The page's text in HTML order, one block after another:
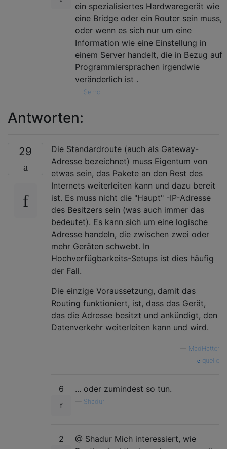
ein spezialisiertes Hardwaregerät wie
eine Bridge oder ein Router sein muss,
oder wenn es sich nur um eine
Information wie eine Einstellung in
einem Server handelt, die in Bezug auf
Programmiersprachen irgendwie
veränderlich ist .
Semo
Antworten:
29
Die Standardroute (auch als Gateway-
Adresse bezeichnet) muss Eigentum von
etwas sein, das Pakete an den Rest des
Internets weiterleiten kann und dazu bereit
ist. Es muss nicht die "Haupt" -IP-Adresse
des Besitzers sein (was auch immer das
bedeutet). Es kann sich um eine logische
Adresse handeln, die zwischen zwei oder
mehr Geräten schwebt. In
Hochverfügbarkeits-Setups ist dies häufig
der Fall.
Die einzige Voraussetzung, damit das
Routing funktioniert, ist, dass das Gerät,
das die Adresse besitzt und ankündigt, den
Datenverkehr weiterleiten kann und wird.
MadHatter
quelle
6 ... oder zumindest so tun.
Shadur
2
@ Shadur Mich interessiert, wie